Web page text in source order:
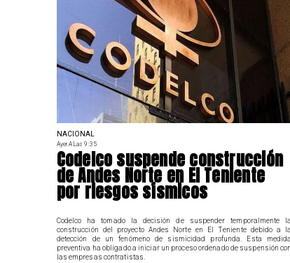
NACIONAL
Ayer A Las 9:35
Codelco suspende construcción
de Andes Norte en El Teniente
por riesgos sísmicos
Codelco ha tomado la decisión de suspender temporalmente la
construcción del proyecto Andes Norte en El Teniente debido a la
detección de un fenómeno de sismicidad profunda. Esta medida
preventiva ha obligado a iniciar un proceso ordenado de suspensión con
las empresas contratistas.